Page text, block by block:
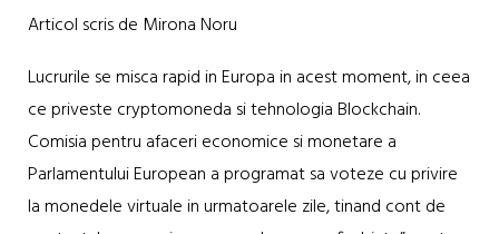
Articol scris de Mirona Noru
Lucrurile se misca rapid in Europa in acest moment, in ceea
ce priveste cryptomoneda si tehnologia Blockchain.
Comisia pentru afaceri economice si monetare a
Parlamentului European a programat sa voteze cu privire
la monedele virtuale in urmatoarele zile, tinand cont de